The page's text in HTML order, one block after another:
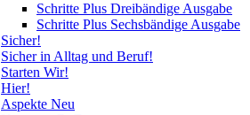
Schritte Plus Dreibändige Ausgabe
Schritte Plus Sechsbändige Ausgabe
Sicher!
Sicher in Alltag und Beruf!
Starten Wir!
Hier!
Aspekte Neu